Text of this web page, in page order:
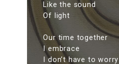
Like the sound
Of light
Our time together
I embrace
I don’t have to worry